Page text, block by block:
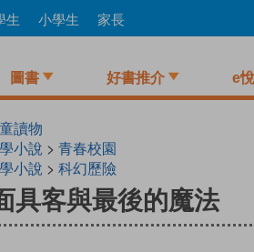
生 小學生 家長
圖書 好書推介 e
讀物
小說 > 青春校園
小說 > 科幻歷險
具客與最後的魔法